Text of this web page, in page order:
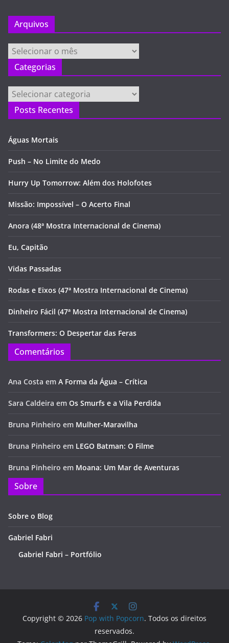
Arquivos
Arquivos
Categorias
Categorias
Posts Recentes
Águas Mortais
Push – No Limite do Medo
Hurry Up Tomorrow: Além dos Holofotes
Missão: Impossível – O Acerto Final
Anora (48ª Mostra Internacional de Cinema)
Eu, Capitão
Vidas Passadas
Rodas e Eixos (47ª Mostra Internacional de Cinema)
Dinheiro Fácil (47ª Mostra Internacional de Cinema)
Transformers: O Despertar das Feras
Comentários
Ana Costa em A Forma da Água – Crítica
Sara Caldeira em Os Smurfs e a Vila Perdida
Bruna Pinheiro em Mulher-Maravilha
Bruna Pinheiro em LEGO Batman: O Filme
Bruna Pinheiro em Moana: Um Mar de Aventuras
Sobre
Sobre o Blog
Gabriel Fabri
Gabriel Fabri – Portfólio
Copyright © 2026 Pop with Popcorn. Todos os direitos
reservados.